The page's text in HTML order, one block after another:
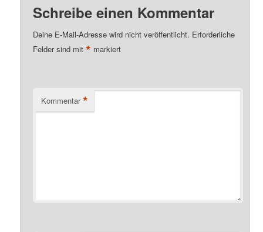
Schreibe einen Kommentar
Deine E-Mail-Adresse wird nicht veröffentlicht. Erforderliche
Felder sind mit* markiert
Kommentar *